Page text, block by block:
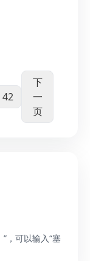
42
下
一
页
，可以输入“塞